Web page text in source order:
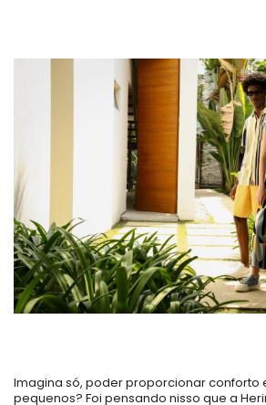
Imagina só, poder proporcionar conforto
pequenos? Foi pensando nisso que a